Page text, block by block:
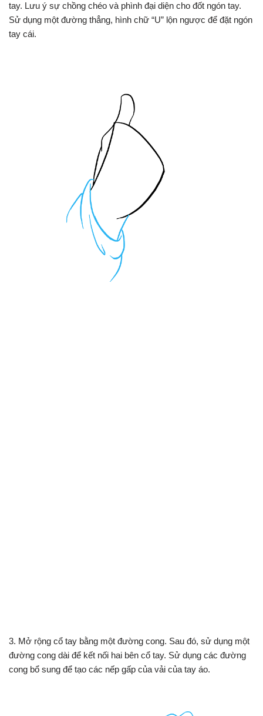
tay. Lưu ý sự chồng chéo và phình đại diện cho đốt ngón tay.
Sử dụng một đường thẳng, hình chữ “U” lộn ngược để đặt ngón
tay cái.
3. Mở rộng cổ tay bằng một đường cong. Sau đó, sử dụng một
đường cong dài để kết nối hai bên cổ tay. Sử dụng các đường
cong bổ sung để tạo các nếp gấp của vải của tay áo.